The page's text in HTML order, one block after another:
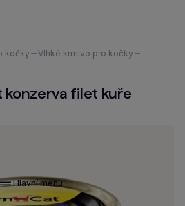
Hlavní menu
kočky
Vlhké krmivo pro kočky
konzerva filet kuře